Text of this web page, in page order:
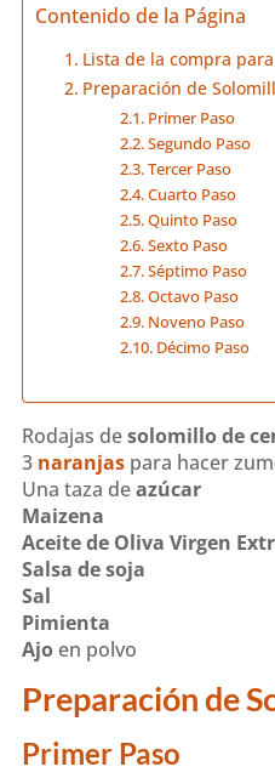
Contenido de la Página
Lista de la compra
Preparación de
Primer Paso
Segundo Paso
Tercer Paso
Cuarto Paso
Quinto Paso
Sexto Paso
Séptimo Paso
Octavo Paso
Noveno Paso
Décimo Paso
Rodajas desolomillo de
3 naranjas para hacer
Una taza deazúcar
Maizena
Aceite de Oliva Virgen
Salsa de soja
Sal
Pimienta
Ajo en polvo
Preparación de
Primer Paso